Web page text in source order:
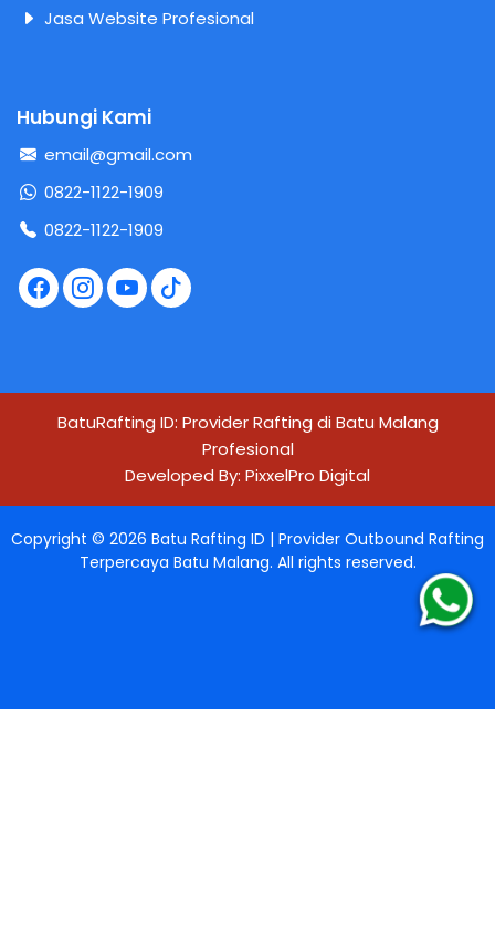
Jasa Website Profesional
Hubungi Kami
email@gmail.com
0822-1122-1909
0822-1122-1909
BatuRafting ID: Provider Rafting di Batu Malang
Profesional
Developed By: PixxelPro Digital
Copyright © 2026 Batu Rafting ID | Provider Outbound Rafting
Terpercaya Batu Malang. All rights reserved.